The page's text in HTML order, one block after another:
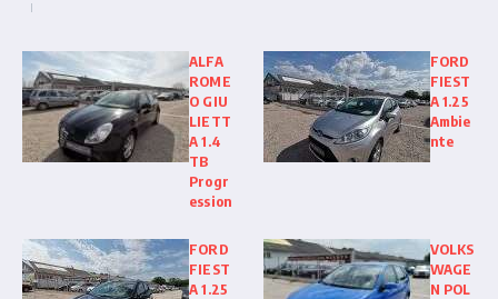
ALFA
ROME
O GIU
LIETT
A 1.4
TB
Progr
ession
FORD
FIEST
A 1.25
Ambie
nte
FORD
FIEST
A 1.25
VOLKS
WAGE
N POL